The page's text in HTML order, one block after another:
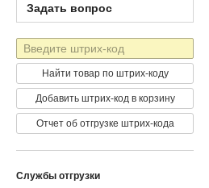
Задать вопрос
Штрих-
код
Найти товар по штрих-коду
Добавить штрих-код в корзину
Отчет об отгрузке штрих-кода
Службы отгрузки